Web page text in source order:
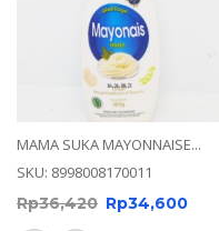
MAMA SUKA MAYONNAISE...
SKU: 8998008170011
Rp36,420 Rp34,600